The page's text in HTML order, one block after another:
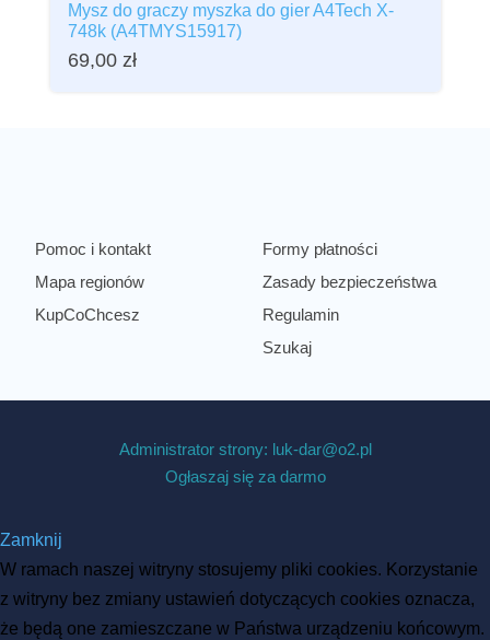
Mysz do graczy myszka do gier A4Tech X-
748k (A4TMYS15917)
69,00 zł
Pomoc i kontakt
Mapa regionów
KupCoChcesz
Formy płatności
Zasady bezpieczeństwa
Regulamin
Szukaj
Administrator strony: luk-dar@o2.pl
Ogłaszaj się za darmo
Zamknij
W ramach naszej witryny stosujemy pliki cookies. Korzystanie
z witryny bez zmiany ustawień dotyczących cookies oznacza,
że będą one zamieszczane w Państwa urządzeniu końcowym.